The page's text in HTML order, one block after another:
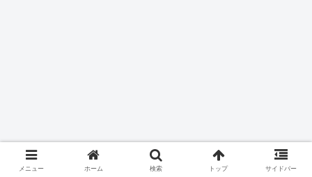
メニュー ホーム 検索 トップ サイドバー